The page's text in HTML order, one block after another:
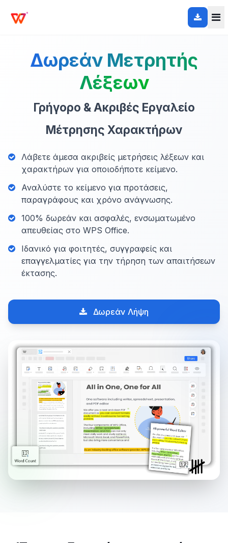
Δωρεάν Μετρητής
Λέξεων
Γρήγορο & Ακριβές Εργαλείο
Μέτρησης Χαρακτήρων
Λάβετε άμεσα ακριβείς μετρήσεις λέξεων και
χαρακτήρων για οποιοδήποτε κείμενο.
Αναλύστε το κείμενο για προτάσεις,
παραγράφους και χρόνο ανάγνωσης.
100% δωρεάν και ασφαλές, ενσωματωμένο
απευθείας στο WPS Office.
Ιδανικό για φοιτητές, συγγραφείς και
επαγγελματίες για την τήρηση των απαιτήσεων
έκτασης.
Δωρεάν Λήψη